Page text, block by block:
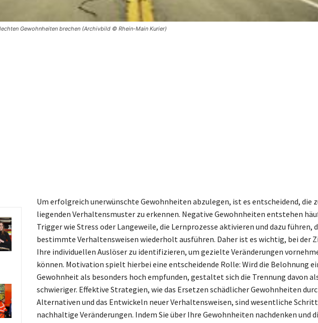
Gewohnheiten brechen (Archivbild © Rhein-Main Kurier)
Um erfolgreich unerwünschte Gewohnheiten abzulegen, ist es entscheidend, die
liegenden Verhaltensmuster zu erkennen. Negative Gewohnheiten entstehen
Trigger wie Stress oder Langeweile, die Lernprozesse aktivieren und dazu führen,
bestimmte Verhaltensweisen wiederholt ausführen. Daher ist es wichtig, bei der
Ihre individuellen Auslöser zu identifizieren, um gezielte Veränderungen
können. Motivation spielt hierbei eine entscheidende Rolle: Wird die Belohnung
Gewohnheit als besonders hoch empfunden, gestaltet sich die Trennung davon
schwieriger. Effektive Strategien, wie das Ersetzen schädlicher Gewohnheiten
Alternativen und das Entwickeln neuer Verhaltensweisen, sind wesentliche
nachhaltige Veränderungen. Indem Sie über Ihre Gewohnheiten nachdenken und